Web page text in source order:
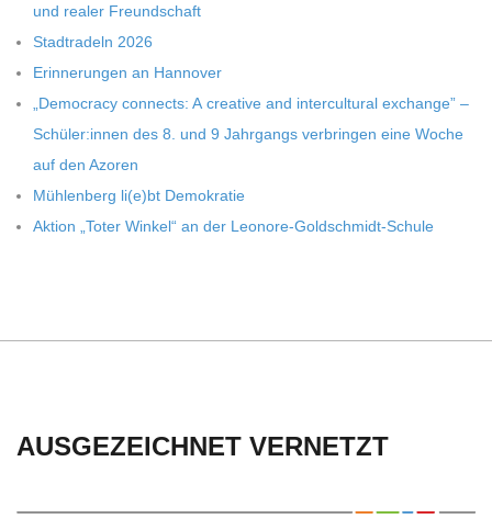
und rea­ler Freundschaft
Stadt­ra­deln 2026
Erin­ne­run­gen an Hannover
„Demo­cracy con­nects: A crea­tive and inter­cul­tu­ral exch­ange” –
Schüler:innen des 8. und 9 Jahr­gangs ver­brin­gen eine Woche
auf den Azoren
Müh­len­berg li(e)bt Demokratie
Aktion „Toter Win­kel“ an der Leonore-Goldschmidt-Schule
AUSGEZEICHNET VERNETZT